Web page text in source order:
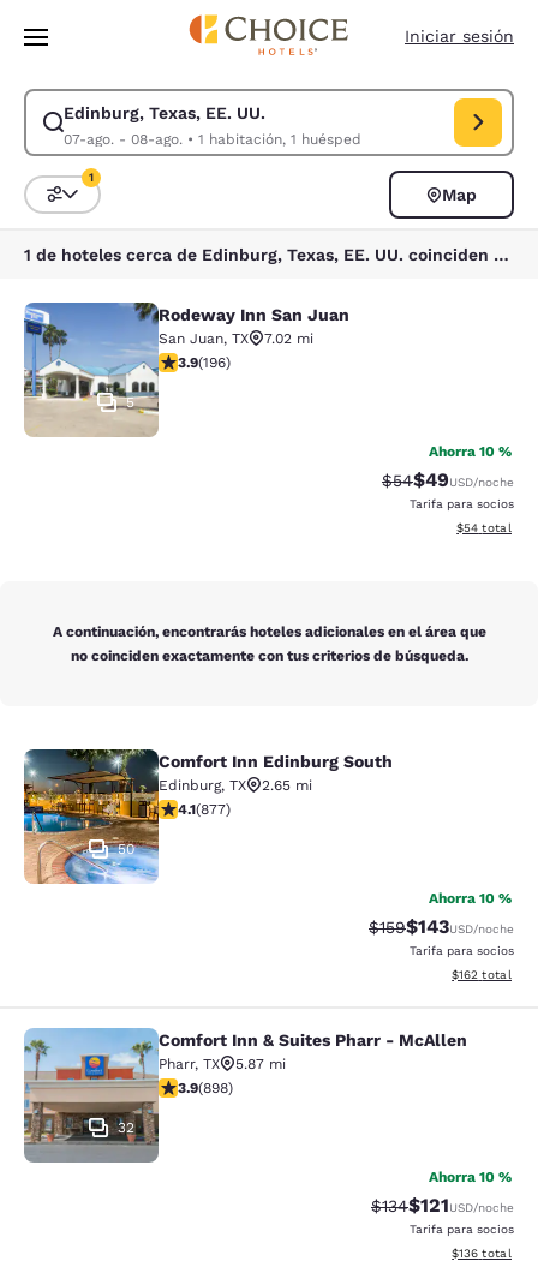
Pasar A Contenido Principal
Iniciar sesión
Edinburg, Texas, EE. UU.
07-ago. - 08-ago.• 1 habitación, 1 huésped
Modificar la búsqueda de Edinburg, Texas, EE. UU.. Fecha de check-
Ordenar y filtrar
1
Map
1 de hoteles cerca de Edinburg, Texas, EE. UU. coinciden con tus filtros
Rodeway Inn San Juan
5
Rodeway Inn San Juan
San Juan, TX
7.02 mi
calificación de 3.91 estrellas. Bueno. 196 reseñas
3.9(196)
Ahorra 10 %
Precio tachado:
$54Precio con
$49USD/noche
Tarifa para socios
Ver detalles
$54 total
A continuación, encontrarás hoteles adicionales en el área que
no coinciden exactamente con tus criterios de búsqueda.
Comfort Inn Edinburg South
50
Comfort Inn Edinburg South
Edinburg, TX
2.65 mi
calificación de 4.12 estrellas. Muy bueno. 877 reseñas
4.1(877)
Ahorra 10 %
Precio tachado:
$159Precio con
$143USD/noche
Tarifa para socios
Ver detalles
$162 total
Comfort Inn & Suites Pharr -
32
Comfort Inn & Suites Pharr - McAllen
Pharr, TX
5.87 mi
calificación de 3.92 estrellas. Bueno. 898 reseñas
3.9(898)
Ahorra 10 %
Precio tachado:
$134Precio con
$121USD/noche
Tarifa para socios
Ver detalles
$136 total